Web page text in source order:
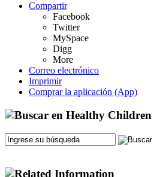
Compartir
Facebook
Twitter
MySpace
Digg
More
Correo electrónico
Imprimir
Comprar la aplicación (App)